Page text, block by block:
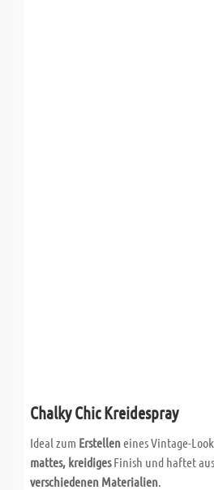
Chalky Chic Kreidespray
Ideal zum Erstelleneines Vintage-
mattes, kreidigesFinish und haftet
verschiedenen Materialien